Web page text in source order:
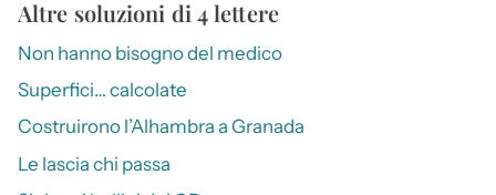
Altre soluzioni di 4 lettere
Non hanno bisogno del medico
Superfici… calcolate
Costruirono l’Alhambra a Granada
Le lascia chi passa